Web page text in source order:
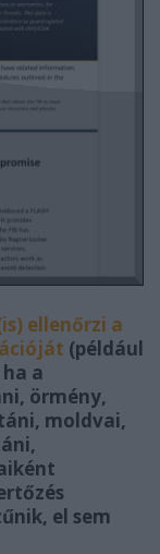
ellenőrzi a
(például
a
örmény,
moldvai,
el sem